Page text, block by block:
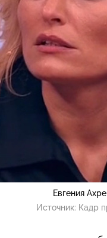
Евгения
Источник: Кадр